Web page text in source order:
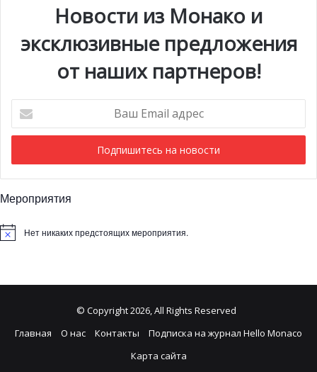
Новости из Монако и
эксклюзивные предложения
от наших партнеров!
Email
адрес
Мероприятия
Нет никаких предстоящих мероприятия.
© Copyright 2026, All Rights Reserved
Главная
О нас Контакты
Подписка на журнал Hello Monaco
Карта сайта